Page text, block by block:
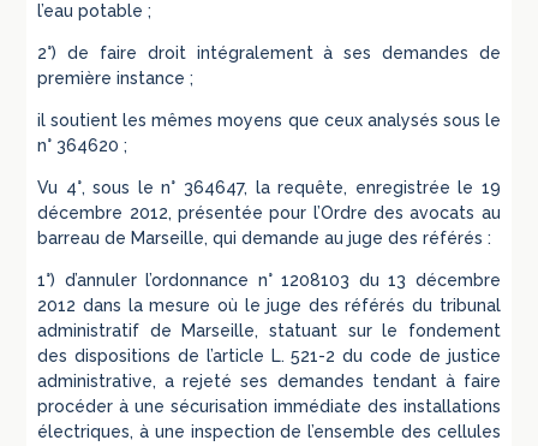
l’eau potable ;
2°) de faire droit intégralement à ses demandes de
première instance ;
il soutient les mêmes moyens que ceux analysés sous le
n° 364620 ;
Vu 4°, sous le n° 364647, la requête, enregistrée le 19
décembre 2012, présentée pour l’Ordre des avocats au
barreau de Marseille, qui demande au juge des référés :
1°) d’annuler l’ordonnance n° 1208103 du 13 décembre
2012 dans la mesure où le juge des référés du tribunal
administratif de Marseille, statuant sur le fondement
des dispositions de l’article L. 521-2 du code de justice
administrative, a rejeté ses demandes tendant à faire
procéder à une sécurisation immédiate des installations
électriques, à une inspection de l’ensemble des cellules